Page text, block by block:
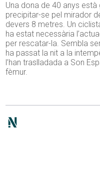
Una dona de 40 anys
precipitar-se pel mirador
devers 8 metres. Un
ha estat necessària
per rescatar-la. Sembla
ha passat la nit a la
l’han traslladada a Son
fèmur.